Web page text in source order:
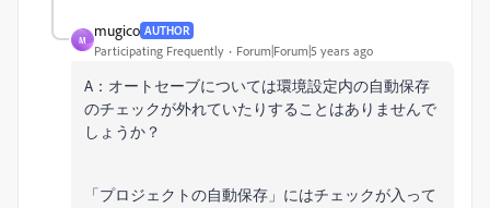
M
mugico AUTHOR
Participating Frequently Forum|Forum|5 years ago
A：オートセーブについては環境設定内の自動保存
のチェックが外れていたりすることはありませんで
しょうか？
「プロジェクトの自動保存」にはチェックが入って